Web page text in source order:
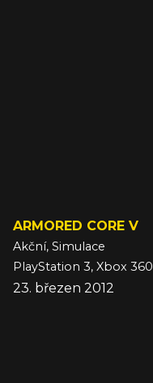
ARMORED CORE V
Akční, Simulace
PlayStation 3, Xbox 360
23. březen 2012